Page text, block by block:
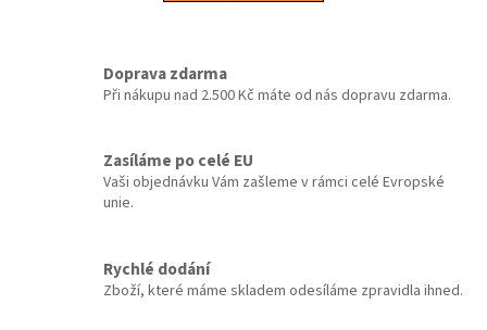
Doprava zdarma
Při nákupu nad 2.500 Kč máte od nás dopravu zdarma.
Zasíláme po celé EU
Vaši objednávku Vám zašleme v rámci celé Evropské
unie.
Rychlé dodání
Zboží, které máme skladem odesíláme zpravidla ihned.